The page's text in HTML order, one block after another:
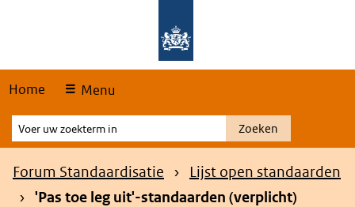
Home Menu
Voer
uw
zoekterm
Zoeken
Kruimelpad
Forum Standaardisatie
Lijst open standaarden
'Pas toe leg uit'-standaarden (verplicht)